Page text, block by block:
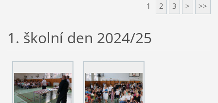
1 2 3 > >>
1. školní den 2024/25